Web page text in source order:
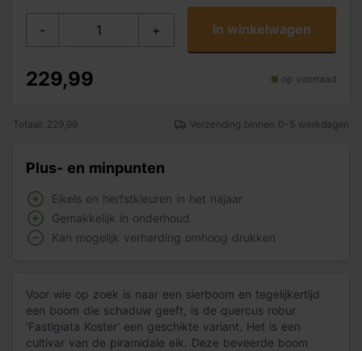
- + In winkelwagen
229,99 op voorraad
Totaal: 229,99 Verzending binnen 0-5 werkdagen
Plus- en minpunten
Eikels en herfstkleuren in het najaar
Gemakkelijk in onderhoud
Kan mogelijk verharding omhoog drukken
Voor wie op zoek is naar een sierboom en tegelijkertijd
een boom die schaduw geeft, is de quercus robur
'Fastigiata Koster' een geschikte variant. Het is een
cultivar van de piramidale eik. Deze beveerde boom